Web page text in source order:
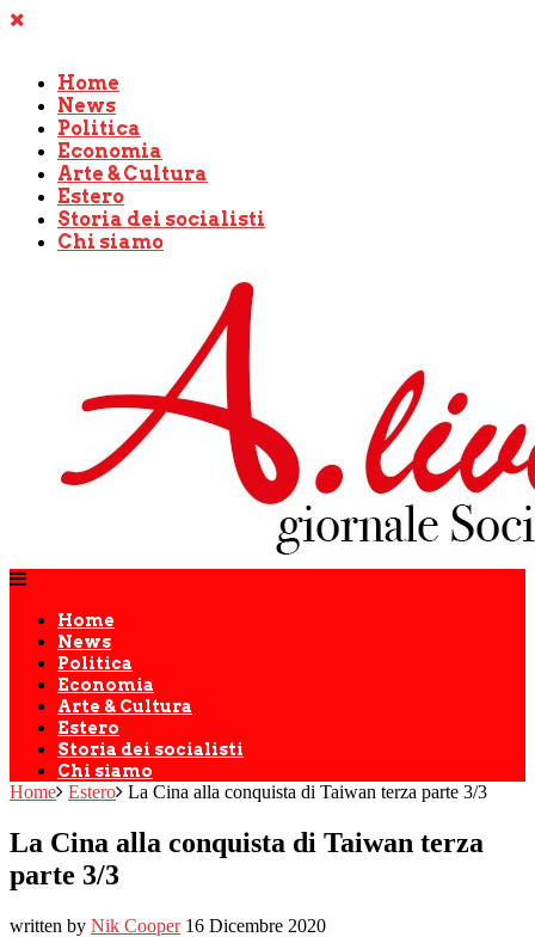
Home
News
Politica
Economia
Arte & Cultura
Estero
Storia dei socialisti
Chi siamo
Home
News
Politica
Economia
Arte & Cultura
Estero
Storia dei socialisti
Chi siamo
Home Estero La Cina alla conquista di Taiwan terza parte 3/3
La Cina alla conquista di Taiwan terza
parte 3/3
written by Nik Cooper 16 Dicembre 2020